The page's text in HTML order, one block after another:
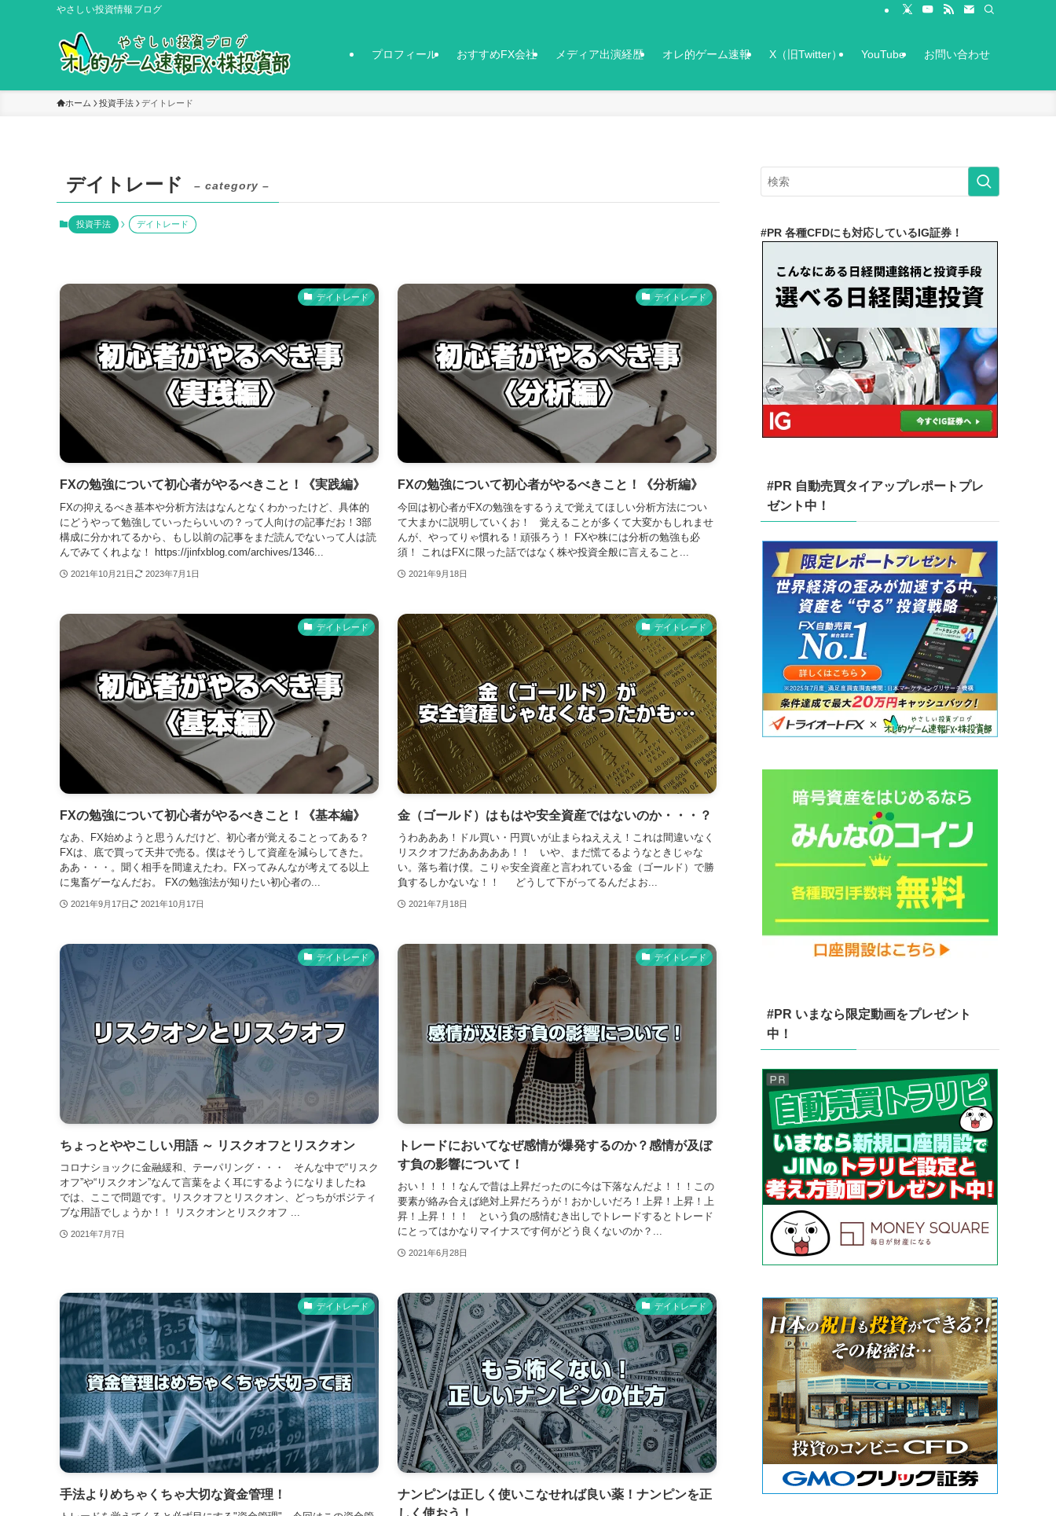
やさしい投資情報ブログ
プロフィール おすすめFX会社 メディア出演経歴 オレ的ゲーム速報 X（旧Twitter） YouTube お問い合わせ
ホーム 投資手法 デイトレード
デイトレード – category –
投資手法 デイトレード
デイトレード
FXの勉強について初心者がやるべきこと！《実践編》
FXの抑えるべき基本や分析方法はなんとなくわかったけど、具体的
にどうやって勉強していったらいいの？って人向けの記事だお！3部
構成に分かれてるから、もし以前の記事をまだ読んでないって人は読
んでみてくれよな！ https://jinfxblog.com/archives/1346...
2021年10月21日 2023年7月1日
デイトレード
FXの勉強について初心者がやるべきこと！《分析編》
今回は初心者がFXの勉強をするうえで覚えてほしい分析方法につい
て大まかに説明していくお！ 覚えることが多くて大変かもしれませ
んが、やってりゃ慣れる！頑張ろう！ FXや株には分析の勉強も必
須！ これはFXに限った話ではなく株や投資全般に言えること...
2021年9月18日
デイトレード
FXの勉強について初心者がやるべきこと！《基本編》
なあ、FX始めようと思うんだけど、初心者が覚えることってある？
FXは、底で買って天井で売る。僕はそうして資産を減らしてきた。
ああ・・・。聞く相手を間違えたわ。FXってみんなが考えてる以上
に鬼畜ゲーなんだお。 FXの勉強法が知りたい初心者の...
2021年9月17日 2021年10月17日
デイトレード
金（ゴールド）はもはや安全資産ではないのか・・・？
うわあああ！ドル買い・円買いが止まらねえええ！これは間違いなく
リスクオフだあああああ！！ いや、まだ慌てるようなときじゃな
い。落ち着け僕。こりゃ安全資産と言われている金（ゴールド）で勝
負するしかないな！！ どうして下がってるんだよお...
2021年7月18日
デイトレード
ちょっとややこしい用語 ～ リスクオフとリスクオン
コロナショックに金融緩和、テーパリング・・・ そんな中で“リスク
オフ”や“リスクオン”なんて言葉をよく耳にするようになりましたね
では、ここで問題です。リスクオフとリスクオン、どっちがポジティ
ブな用語でしょうか！！ リスクオンとリスクオフ ...
2021年7月7日
デイトレード
トレードにおいてなぜ感情が爆発するのか？感情が及ぼ
す負の影響について！
おい！！！！なんで昔は上昇だったのに今は下落なんだよ！！！この
要素が絡み合えば絶対上昇だろうが！おかしいだろ！上昇！上昇！上
昇！上昇！！！ という負の感情むき出しでトレードするとトレード
にとってはかなりマイナスです何がどう良くないのか？...
2021年6月28日
デイトレード
手法よりめちゃくちゃ大切な資金管理！
デイトレード
ナンピンは正しく使いこなせれば良い薬！ナンピンを正
しく使おう！
#PR 各種CFDにも対応しているIG証券！
#PR 自動売買タイアップレポートプレ
ゼント中！
#PR いまなら限定動画をプレゼント
中！